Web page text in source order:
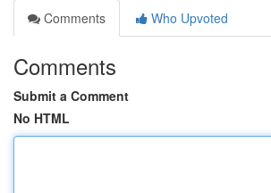
Comments
Who Upvoted
Comments
Submit a Comment
No HTML